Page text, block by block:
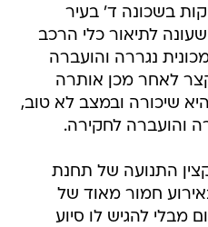
בשכונה ד' בעיר
לתיאור כלי הרכב
נגררה והועברה
לאחר מכן אותרה
שיכורה ובמצב לא טוב,
והועברה לחקירה.
התנועה של תחנת
חמור מאוד של
מבלי להגיש לו סיוע